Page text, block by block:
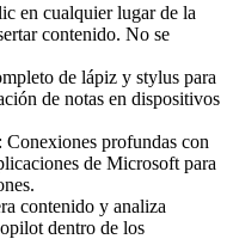
en cualquier lugar de la
contenido. No se
de lápiz y stylus para
de notas en dispositivos
: Conexiones profundas con
de Microsoft para
contenido y analiza
dentro de los